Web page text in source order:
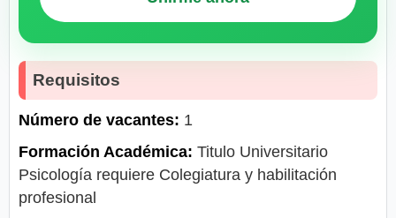
Requisitos
Número de vacantes: 1
Formación Académica: Titulo Universitario
Psicología requiere Colegiatura y habilitación
profesional